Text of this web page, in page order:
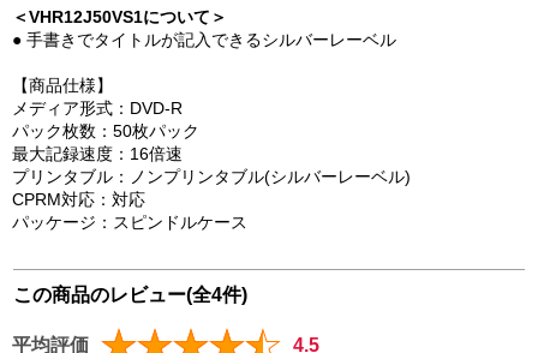
＜VHR12J50VS1について＞
● 手書きでタイトルが記入できるシルバーレーベル
【商品仕様】
メディア形式：DVD-R
パック枚数：50枚パック
最大記録速度：16倍速
プリンタブル：ノンプリンタブル(シルバーレーベル)
CPRM対応：対応
パッケージ：スピンドルケース
この商品のレビュー(全4件)
平均評価 4.5